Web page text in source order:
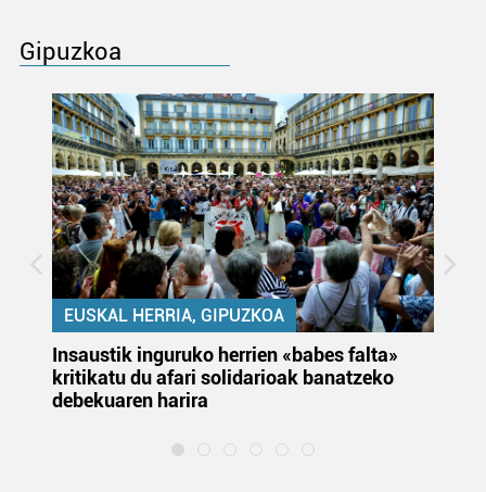
Gipuzkoa
EUSKAL HERRIA, GIPUZKOA
Insaustik inguruko herrien «babes falta»
kritikatu du afari solidarioak banatzeko
debekuaren harira